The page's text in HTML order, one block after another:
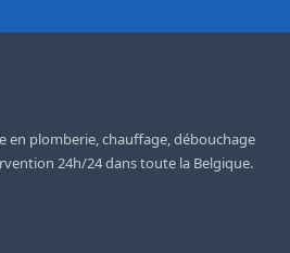
en plomberie, chauffage, débouchage
24h/24 dans toute la Belgique.